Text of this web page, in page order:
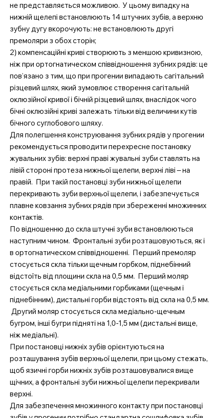
не представляється можливою. У цьому випадку на
нижній щелепі встановлюють 14 штучних зубів, а верхню
зубну дугу вкорочують: не встановлюють другі
премоляри з обох сторін;
2) компенсаційні криві створюють з меншою кривизною,
ніж при ортогнатическом співвідношення зубних рядів: це
пов’язано з тим, що при прогении випадають сагітальний
різцевий шлях, який зумовлює створення сагітальній
оклюзійної кривої і бічній різцевий шлях, внаслідок чого
бічні оклюзійні криві залежать тільки від величини кутів
бічного суглобового шляху.
Для полегшення конструювання зубних рядів у прогении
рекомендується проводити перехресне постановку
жувальних зубів: верхні праві жувальні зуби ставлять на
лівій стороні протеза нижньої щелепи, верхні ліві – на
правій. При такій постановці зуби нижньої щелепи
перекривають зуби верхньої щелепи, і забезпечується
плавне ковзання зубних рядів при збереженні множинних
контактів.
По відношенню до скла штучні зуби встановлюються
наступним чином. Фронтальні зуби розташовуються, як і
в ортогнатическом співвідношенні. Перший премоляр
стосується скла тільки щечным горбком, піднебінний
відстоїть від площини скла на 0,5 мм. Перший моляр
стосується скла медіальними горбиками (щечным і
піднебінним), дистальні горби відстоять від скла на 0,5 мм.
Другий моляр стосується скла медіально-щечным
бугром, інші бугри підняті на 1,0-1,5 мм (дистальні вище,
ніж медіальні).
При постановці нижніх зубів орієнтуються на
розташування зубів верхньої щелепи, при цьому стежать,
щоб язичні горби нижніх зубів розташовувалися вище
щічних, а фронтальні зуби нижньої щелепи перекривали
верхні.
Для забезпечення множинного контакту при постановці